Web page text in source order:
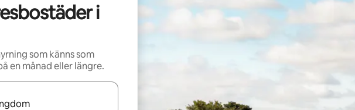
i
som känns som
en månad eller längre.
kan du navigera med upp- och nedåtpilarna eller utforska genom att trycka eller svepa.